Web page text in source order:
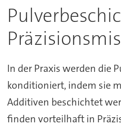
In der Praxis werden die
konditioniert, indem sie
Additiven beschichtet
finden vorteilhaft in